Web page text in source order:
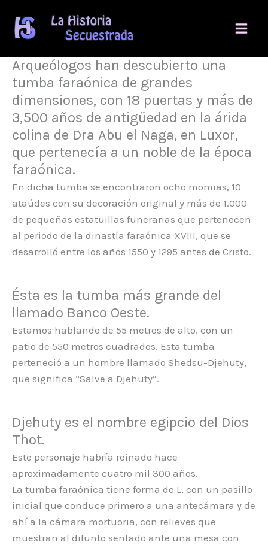
contenido
Arqueólogos han descubierto una
tumba faraónica de grandes
dimensiones, con 18 puertas y más de
3,500 años de antigüedad en la árida
colina de Dra Abu el Naga, en Luxor,
que pertenecía a un noble de la época
faraónica.
En dicha tumba se encontraron ocho momias, 10
ataúdes con su decoración original y más de 1.000
de pequeñas estatuillas funerarias que pertenecen
al periodo de la dinastía faraónica XVIII, que se
desarrolló entre los años 1550 y 1295 antes de Cristo.
Ésta es la tumba más grande del
llamado Banco Oeste.
Estamos hablando de 55 metros de alto, con un
patio de 550 metros cuadrados. Esta tumba
perteneció a un hombre llamado Shedsu-Djehuty,
que significa “Salve a Djehuty”.
Djehuty es el nombre egipcio del Dios
Thot.
Este personaje habría reinado hace
aproximadamente cuatro mil 300 años.
La tumba faraónica tiene forma de L, con un pasillo
inicial que conduce primero a una antecámara y de
ahí a la cámara mortuoria, con relieves que
muestran al difunto sentado ante una mesa con